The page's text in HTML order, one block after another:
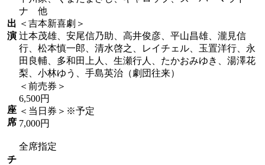
出
演
ナ 他
＜吉本新喜劇＞
辻本茂雄、安尾信乃助、高井俊彦、平山昌雄、瀧見信
行、松本慎一郎、清水啓之、レイチェル、玉置洋行、永
田良輔、多和田上人、生瀬行人、たかおみゆき、湯澤花
梨、小林ゆう、手島英治（劇団往来）
座
席
＜前売券＞
6,500円
＜当日券＞※予定
7,000円
全席指定
チ